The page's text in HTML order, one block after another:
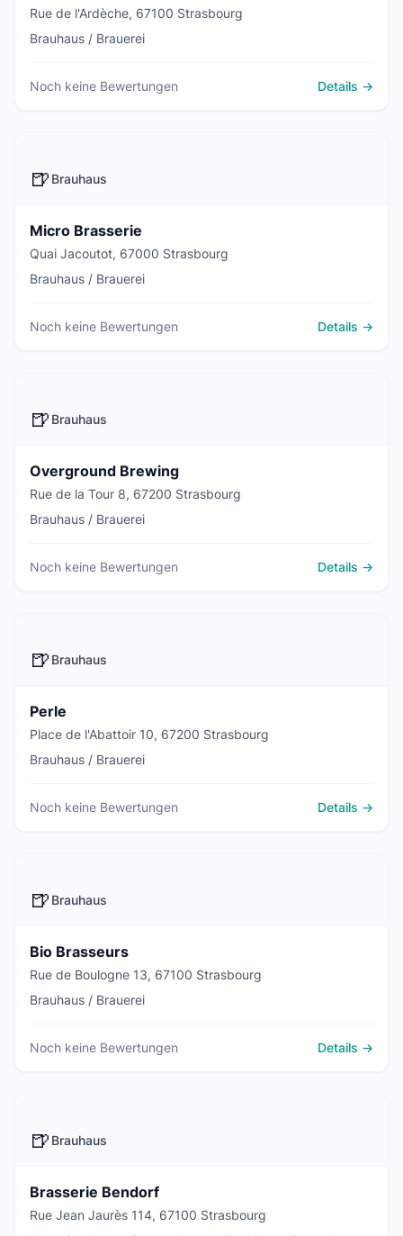
Rue de l'Ardèche, 67100 Strasbourg
Brauhaus / Brauerei
Noch keine Bewertungen Details →
🍺 Brauhaus
Micro Brasserie
Quai Jacoutot, 67000 Strasbourg
Brauhaus / Brauerei
Noch keine Bewertungen Details →
🍺 Brauhaus
Overground Brewing
Rue de la Tour 8, 67200 Strasbourg
Brauhaus / Brauerei
Noch keine Bewertungen Details →
🍺 Brauhaus
Perle
Place de l'Abattoir 10, 67200 Strasbourg
Brauhaus / Brauerei
Noch keine Bewertungen Details →
🍺 Brauhaus
Bio Brasseurs
Rue de Boulogne 13, 67100 Strasbourg
Brauhaus / Brauerei
Noch keine Bewertungen Details →
🍺 Brauhaus
Brasserie Bendorf
Rue Jean Jaurès 114, 67100 Strasbourg